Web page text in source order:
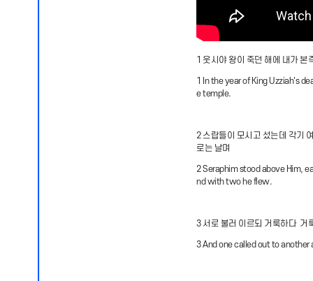
1 웃시야 왕이 죽던 해에 내가 본
1 In the year of King Uzziah's
e temple.
2 스랍들이 모시고 섰는데 각기
로는 날며
2 Seraphim stood above Him,
nd with two he flew.
3 서로 불러 이르되 거룩하다 거
3 And one called out to another